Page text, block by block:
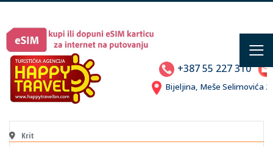
+387 55 227 310
Bijeljina, Meše Selimovića
Krit
≡